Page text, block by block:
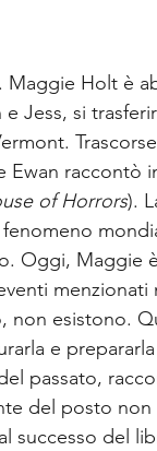
Maggie Holt è
Jess, si
Ewan raccontò
of Horrors).
Oggi, Maggie
non esistono.
e
passato,
del posto
successo del